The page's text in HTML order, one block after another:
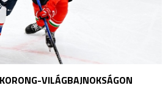
VILÁGBAJNOKSÁGON